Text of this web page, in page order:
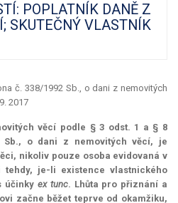
POPLATNÍK DANĚ Z
SKUTEČNÝ VLASTNÍK
č. 338/1992 Sb., o dani z nemovitých
2017
věcí podle § 3 odst. 1 a § 8
Sb., o dani z nemovitých věcí, je
nikoliv pouze osoba evidovaná v
je-li existence vlastnického
účinky ex tunc. Lhůta pro přiznání a
začne běžet teprve od okamžiku,